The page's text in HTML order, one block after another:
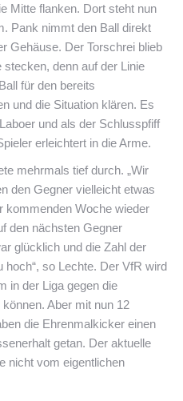
Mitte flanken. Dort steht nun
Pank nimmt den Ball direkt
Gehäuse. Der Torschrei blieb
denn auf der Linie
für den bereits
und die Situation klären. Es
und als der Schlusspfiff
erleichtert in die Arme.
mehrmals tief durch. „Wir
den Gegner vielleicht etwas
kommenden Woche wieder
den nächsten Gegner
glücklich und die Zahl der
hoch“, so Lechte. Der VfR wird
in der Liga gegen die
Aber mit nun 12
die Ehrenmalkicker einen
getan. Der aktuelle
nicht vom eigentlichen